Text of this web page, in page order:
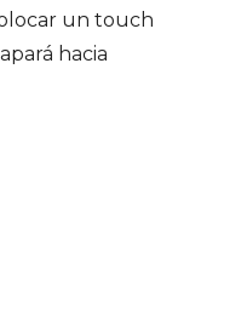
un touch
hacia